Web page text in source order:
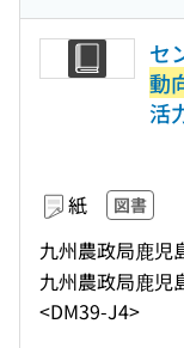
セ
動
活
紙 図書
九州農政局鹿児
九州農政局鹿児
<DM39-J4>